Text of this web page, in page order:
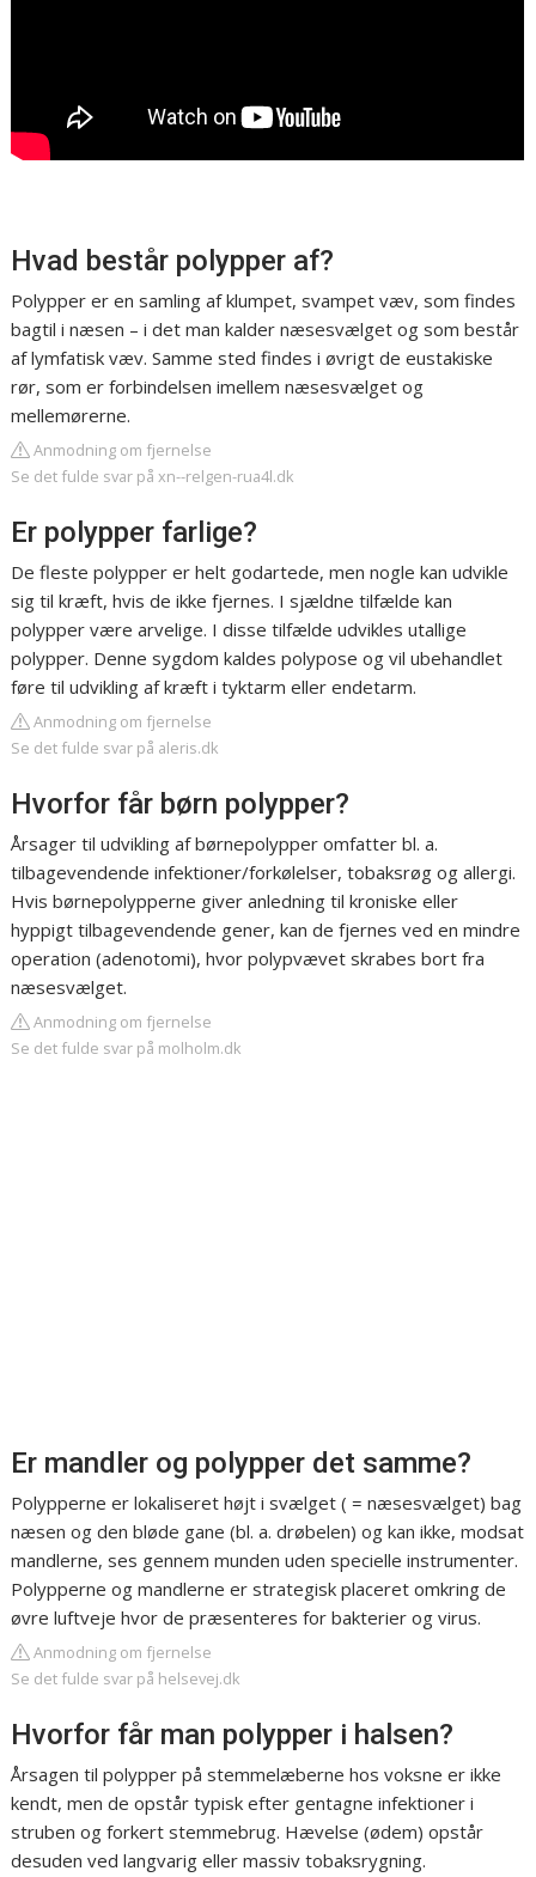
Hvad består polypper af?
Polypper er en samling af klumpet, svampet væv, som findes
bagtil i næsen – i det man kalder næsesvælget og som består
af lymfatisk væv. Samme sted findes i øvrigt de eustakiske
rør, som er forbindelsen imellem næsesvælget og
mellemørerne.
Anmodning om fjernelse
Se det fulde svar på xn--relgen-rua4l.dk
Er polypper farlige?
De fleste polypper er helt godartede, men nogle kan udvikle
sig til kræft, hvis de ikke fjernes. I sjældne tilfælde kan
polypper være arvelige. I disse tilfælde udvikles utallige
polypper. Denne sygdom kaldes polypose og vil ubehandlet
føre til udvikling af kræft i tyktarm eller endetarm.
Anmodning om fjernelse
Se det fulde svar på aleris.dk
Hvorfor får børn polypper?
Årsager til udvikling af børnepolypper omfatter bl. a.
tilbagevendende infektioner/forkølelser, tobaksrøg og allergi.
Hvis børnepolypperne giver anledning til kroniske eller
hyppigt tilbagevendende gener, kan de fjernes ved en mindre
operation (adenotomi), hvor polypvævet skrabes bort fra
næsesvælget.
Anmodning om fjernelse
Se det fulde svar på molholm.dk
Er mandler og polypper det samme?
Polypperne er lokaliseret højt i svælget ( = næsesvælget) bag
næsen og den bløde gane (bl. a. drøbelen) og kan ikke, modsat
mandlerne, ses gennem munden uden specielle instrumenter.
Polypperne og mandlerne er strategisk placeret omkring de
øvre luftveje hvor de præsenteres for bakterier og virus.
Anmodning om fjernelse
Se det fulde svar på helsevej.dk
Hvorfor får man polypper i halsen?
Årsagen til polypper på stemmelæberne hos voksne er ikke
kendt, men de opstår typisk efter gentagne infektioner i
struben og forkert stemmebrug. Hævelse (ødem) opstår
desuden ved langvarig eller massiv tobaksrygning.